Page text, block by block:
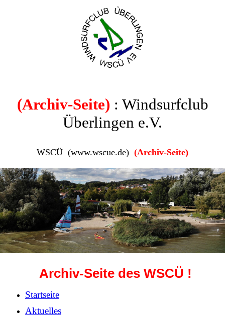
(Archiv-Seite) : Windsurfclub
Überlingen e.V.
WSCÜ (www.wscue.de) (Archiv-Seite)
Archiv-Seite des WSCÜ !
Startseite
Aktuelles